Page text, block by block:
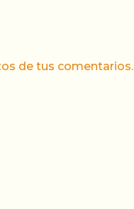
de tus comentarios.